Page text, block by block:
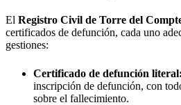
El Registro Civil de Torre del
certificados de defunción, cada uno
gestiones:
Certificado de defunción literal:
inscripción de defunción, con
sobre el fallecimiento.